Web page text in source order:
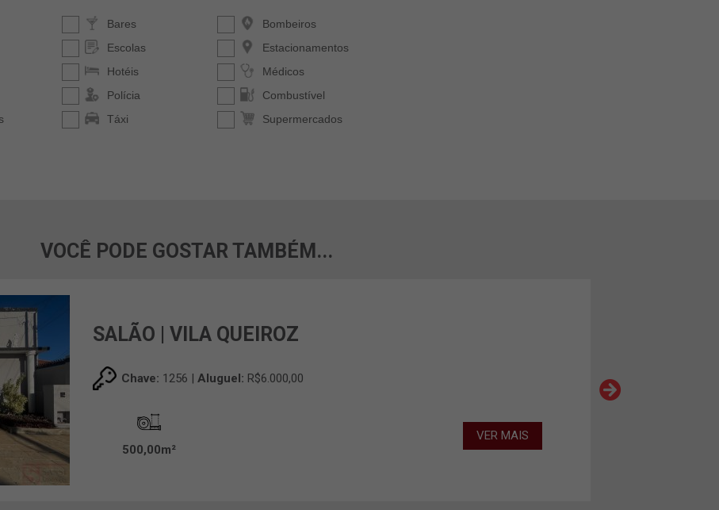
VOCÊ PODE GOSTAR TAMBÉM...
SALÃO | VILA QUEIROZ
Chave: 1256 |Aluguel: R$6.000,00
500,00m²
VER MAIS